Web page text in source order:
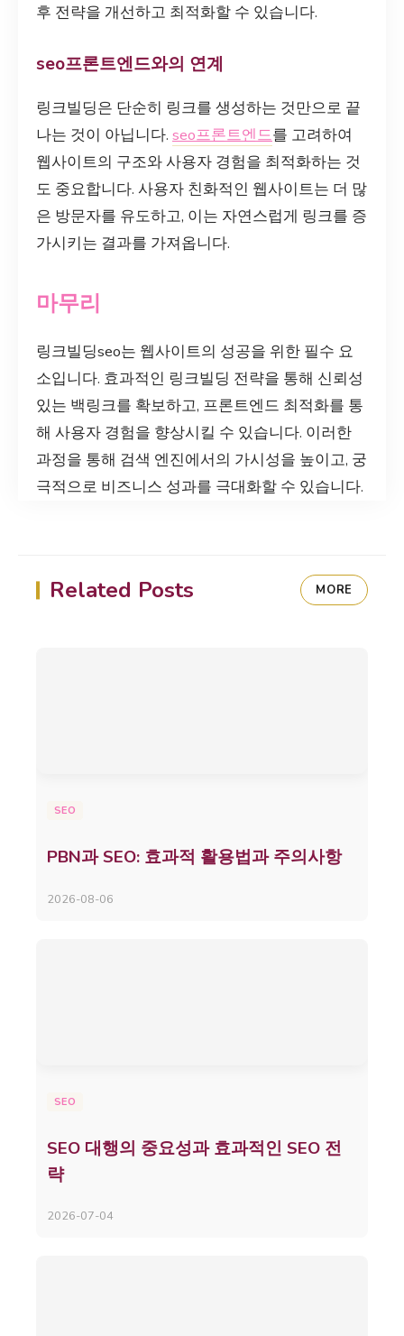
후 전략을 개선하고 최적화할 수 있습니다.
seo프론트엔드와의 연계
링크빌딩은 단순히 링크를 생성하는 것만으로 끝
나는 것이 아닙니다. seo프론트엔드를 고려하여
웹사이트의 구조와 사용자 경험을 최적화하는 것
도 중요합니다. 사용자 친화적인 웹사이트는 더 많
은 방문자를 유도하고, 이는 자연스럽게 링크를 증
가시키는 결과를 가져옵니다.
마무리
링크빌딩seo는 웹사이트의 성공을 위한 필수 요
소입니다. 효과적인 링크빌딩 전략을 통해 신뢰성
있는 백링크를 확보하고, 프론트엔드 최적화를 통
해 사용자 경험을 향상시킬 수 있습니다. 이러한
과정을 통해 검색 엔진에서의 가시성을 높이고, 궁
극적으로 비즈니스 성과를 극대화할 수 있습니다.
Related Posts MORE
SEO
PBN과 SEO: 효과적 활용법과 주의사항
2026-08-06
SEO
SEO 대행의 중요성과 효과적인 SEO 전
략
2026-07-04